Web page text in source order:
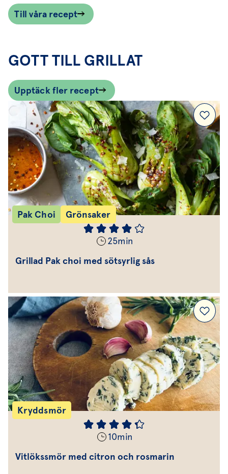
Till våra recept
GOTT TILL GRILLAT
Upptäck fler recept
Pak Choi Grönsaker
25min
Grillad Pak choi med sötsyrlig sås
Kryddsmör
10min
Vitlökssmör med citron och rosmarin